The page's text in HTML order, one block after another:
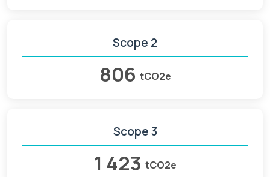
Scope 2
806 tCO2e
Scope 3
1 423 tCO2e